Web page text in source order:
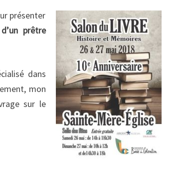
présenter
prêtre
dans
mon
sur le